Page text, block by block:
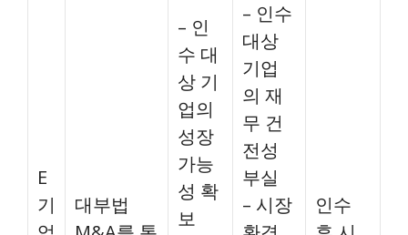
E
기
대부법
– 인
수 대
상 기
업의
성장
가능
성 확
보
– 인수
대상
기업
의 재
무 건
전성
부실
– 시장
인수